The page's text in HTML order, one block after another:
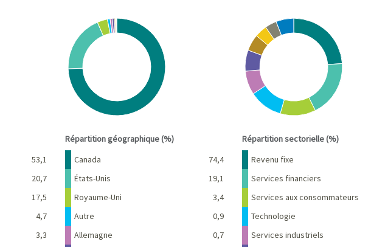
53,1
20,7
17,5
4,7
3,3
Chart
Pie chart with 10 slices.
View as data table, Chart
Répartition géographique (%)
Nom Pourcentage
Canada
74,4
États-Unis
19,1
Royaume-Uni
3,4
Autre
0,9
Allemagne
0,7
Chart
Pie chart with 10 slices.
View as data table, Chart
Répartition sectorielle (%)
Nom Pourcentage
Revenu fixe
Services financiers
Services aux consommateurs
Technologie
Services industriels